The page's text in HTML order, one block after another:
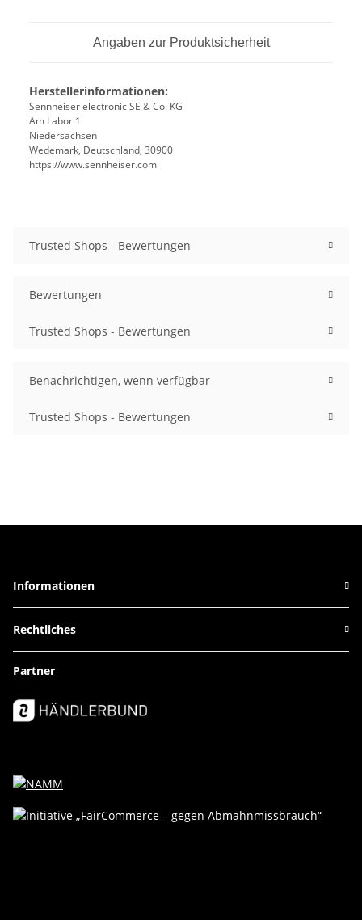
Angaben zur Produktsicherheit
Herstellerinformationen:
Sennheiser electronic SE & Co. KG
Am Labor 1
Niedersachsen
Wedemark, Deutschland, 30900
https://www.sennheiser.com
Trusted Shops - Bewertungen
Bewertungen
Trusted Shops - Bewertungen
Benachrichtigen, wenn verfügbar
Trusted Shops - Bewertungen
Informationen
Rechtliches
Partner